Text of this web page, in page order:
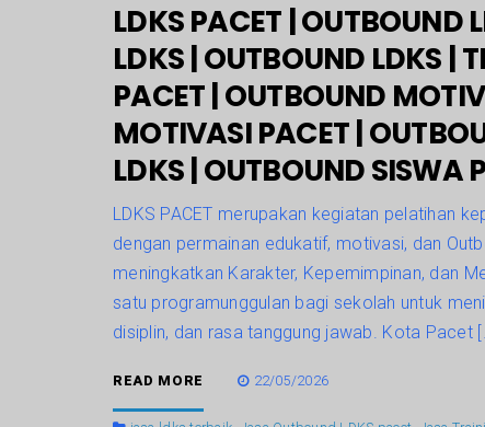
LDKS PACET | OUTBOUND
LDKS | OUTBOUND LDKS |
PACET | OUTBOUND
MOTIVASI PACET |
LDKS | OUTBOUND
LDKS PACET merupakan kegiatan pelatihan
dengan permainan edukatif, motivasi, dan
meningkatkan Karakter, Kepemimpinan, dan
satu programunggulan bagi sekolah untuk
disiplin, dan rasa tanggung jawab. Kota Pacet
READ MORE 22/05/2026